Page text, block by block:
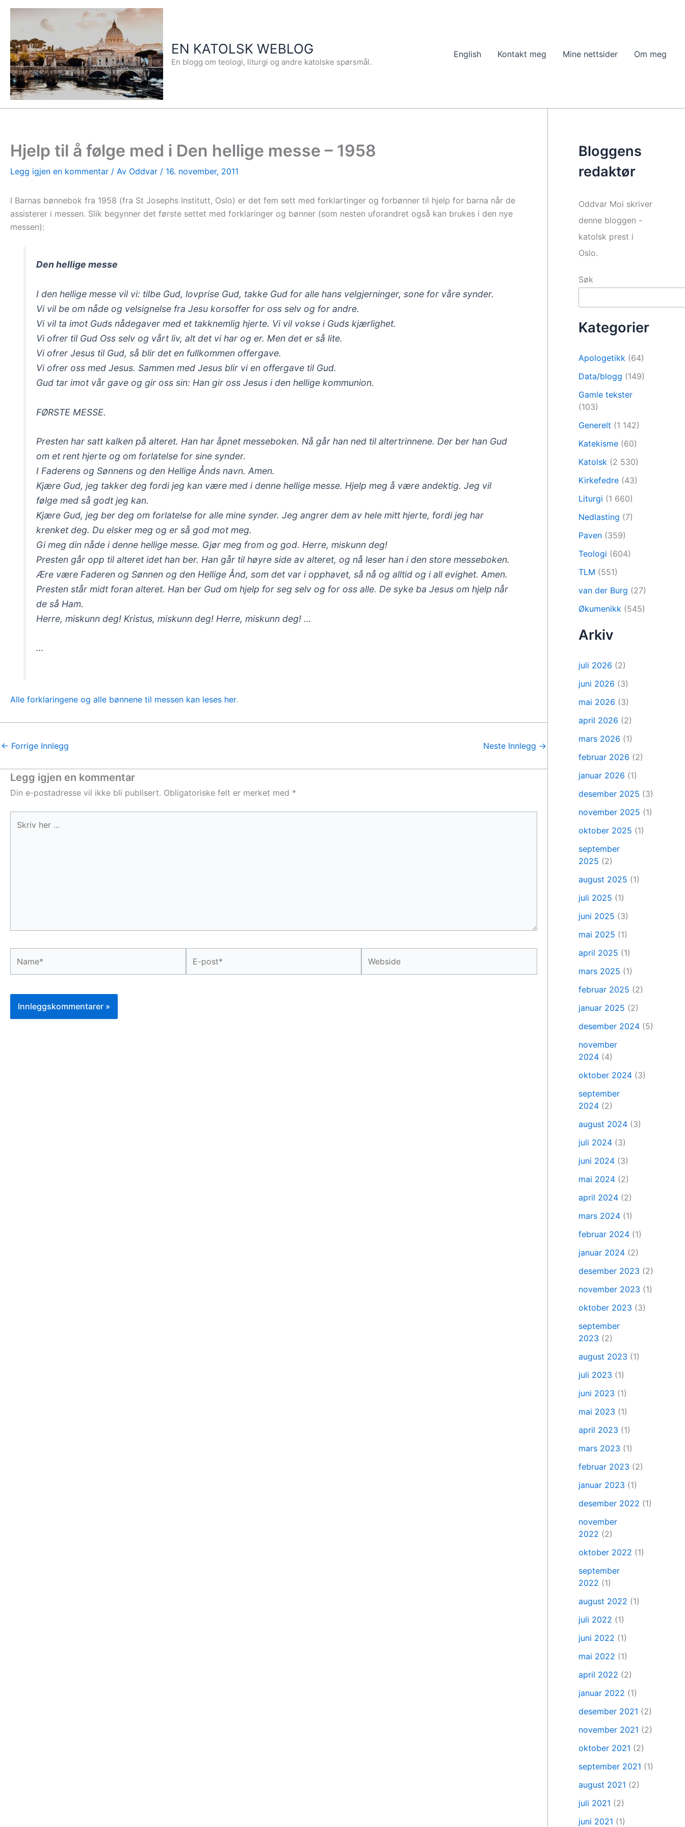
Hopp
innholdet
EN KATOLSK WEBLOG
En blogg om teologi, liturgi og andre katolske spørsmål.
English Kontakt meg Mine nettsider Om meg
Hjelp til å følge med i Den hellige messe – 1958
Legg igjen en kommentar / Av Oddvar / 16. november, 2011
I Barnas bønnebok fra 1958 (fra St Josephs Institutt, Oslo) er det fem sett med forklartinger og forbønner til hjelp for barna når de
assisterer i messen. Slik begynner det første settet med forklaringer og bønner (som nesten uforandret også kan brukes i den nye
messen):
Den hellige messe
I den hellige messe vil vi: tilbe Gud, lovprise Gud, takke Gud for alle hans velgjerninger, sone for våre synder.
Vi vil be om nåde og velsignelse fra Jesu korsoffer for oss selv og for andre.
Vi vil ta imot Guds nådegaver med et takknemlig hjerte. Vi vil vokse i Guds kjærlighet.
Vi ofrer til Gud Oss selv og vårt liv, alt det vi har og er. Men det er så lite.
Vi ofrer Jesus til Gud, så blir det en fullkommen offergave.
Vi ofrer oss med Jesus. Sammen med Jesus blir vi en offergave til Gud.
Gud tar imot vår gave og gir oss sin: Han gir oss Jesus i den hellige kommunion.
FØRSTE MESSE.
Presten har satt kalken på alteret. Han har åpnet messeboken. Nå går han ned til altertrinnene. Der ber han Gud
om et rent hjerte og om forlatelse for sine synder.
I Faderens og Sønnens og den Hellige Ånds navn. Amen.
Kjære Gud, jeg takker deg fordi jeg kan være med i denne hellige messe. Hjelp meg å være andektig. Jeg vil
følge med så godt jeg kan.
Kjære Gud, jeg ber deg om forlatelse for alle mine synder. Jeg angrer dem av hele mitt hjerte, fordi jeg har
krenket deg. Du elsker meg og er så god mot meg.
Gi meg din nåde i denne hellige messe. Gjør meg from og god. Herre, miskunn deg!
Presten går opp til alteret idet han ber. Han går til høyre side av alteret, og nå leser han i den store messeboken.
Ære være Faderen og Sønnen og den Hellige Ånd, som det var i opphavet, så nå og alltid og i all evighet. Amen.
Presten står midt foran alteret. Han ber Gud om hjelp for seg selv og for oss alle. De syke ba Jesus om hjelp når
de så Ham.
Herre, miskunn deg! Kristus, miskunn deg! Herre, miskunn deg! …
…
Alle forklaringene og alle bønnene til messen kan leses her.
← Forrige Innlegg Neste Innlegg →
Legg igjen en kommentar
Din e-postadresse vil ikke bli publisert. Obligatoriske felt er merket med *
her
post*
Bloggens
redaktør
Oddvar Moi skriver
denne bloggen -
katolsk prest i
Oslo.
Søk
Kategorier
Apologetikk (64)
Data/blogg (149)
Gamle tekster
(103)
Generelt (1 142)
Katekisme (60)
Katolsk (2 530)
Kirkefedre (43)
Liturgi (1 660)
Nedlasting (7)
Paven (359)
Teologi (604)
TLM (551)
van der Burg (27)
Økumenikk (545)
Arkiv
juli 2026 (2)
juni 2026 (3)
mai 2026 (3)
april 2026 (2)
mars 2026 (1)
februar 2026 (2)
januar 2026 (1)
desember 2025 (3)
november 2025 (1)
oktober 2025 (1)
september
2025 (2)
august 2025 (1)
juli 2025 (1)
juni 2025 (3)
mai 2025 (1)
april 2025 (1)
mars 2025 (1)
februar 2025 (2)
januar 2025 (2)
desember 2024 (5)
november
2024 (4)
oktober 2024 (3)
september
2024 (2)
august 2024 (3)
juli 2024 (3)
juni 2024 (3)
mai 2024 (2)
april 2024 (2)
mars 2024 (1)
februar 2024 (1)
januar 2024 (2)
desember 2023 (2)
november 2023 (1)
oktober 2023 (3)
september
2023 (2)
august 2023 (1)
juli 2023 (1)
juni 2023 (1)
mai 2023 (1)
april 2023 (1)
mars 2023 (1)
februar 2023 (2)
januar 2023 (1)
desember 2022 (1)
november
2022 (2)
oktober 2022 (1)
september
2022 (1)
august 2022 (1)
juli 2022 (1)
juni 2022 (1)
mai 2022 (1)
april 2022 (2)
januar 2022 (1)
desember 2021 (2)
november 2021 (2)
oktober 2021 (2)
september 2021 (1)
august 2021 (2)
juli 2021 (2)
juni 2021 (1)